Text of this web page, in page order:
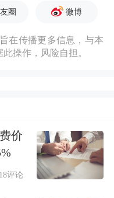
人民群众生命
稳定大局。要
大安全大应急
管控，加强监测
全水平，加快治
圈 微博
在传播更多信息，与本
操作，风险自担。
价
评论